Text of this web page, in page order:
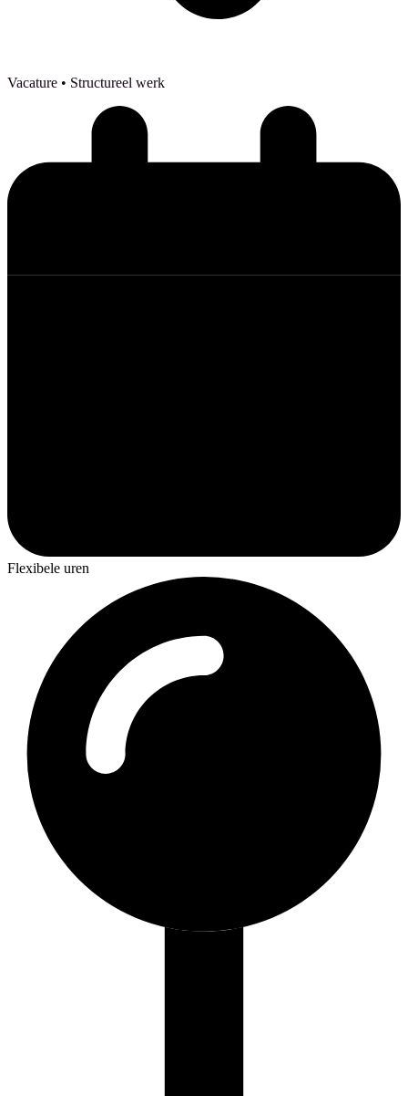
Vacature • Structureel werk
Flexibele uren